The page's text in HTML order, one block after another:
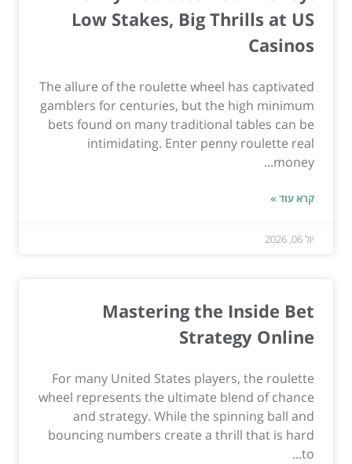
Low Stakes, Big Thrills at US
Casinos
The allure of the roulette wheel has captivated
gamblers for centuries, but the high minimum
bets found on many traditional tables can be
intimidating. Enter penny roulette real
money...
קרא עוד »
יול 06, 2026
Mastering the Inside Bet
Strategy Online
For many United States players, the roulette
wheel represents the ultimate blend of chance
and strategy. While the spinning ball and
bouncing numbers create a thrill that is hard
to...